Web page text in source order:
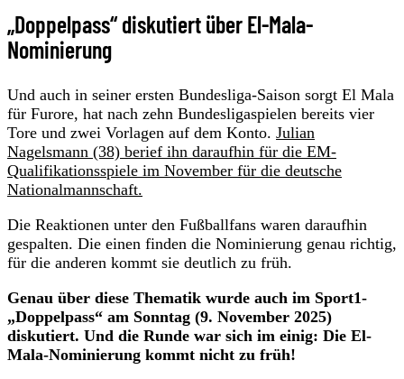
„Doppelpass“ diskutiert über El-Mala-
Nominierung
Und auch in seiner ersten Bundesliga-Saison sorgt El Mala
für Furore, hat nach zehn Bundesligaspielen bereits vier
Tore und zwei Vorlagen auf dem Konto. Julian
Nagelsmann (38) berief ihn daraufhin für die EM-
Qualifikationsspiele im November für die deutsche
Nationalmannschaft.
Die Reaktionen unter den Fußballfans waren daraufhin
gespalten. Die einen finden die Nominierung genau richtig,
für die anderen kommt sie deutlich zu früh.
Genau über diese Thematik wurde auch im Sport1-
„Doppelpass“ am Sonntag (9. November 2025)
diskutiert. Und die Runde war sich im einig: Die El-
Mala-Nominierung kommt nicht zu früh!